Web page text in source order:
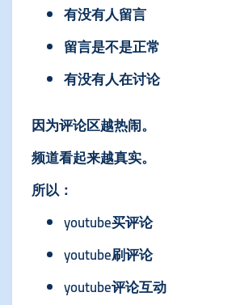
有没有人留言
留言是不是正常
有没有人在讨论
因为评论区越热闹。
频道看起来越真实。
所以：
youtube买评论
youtube刷评论
youtube评论互动